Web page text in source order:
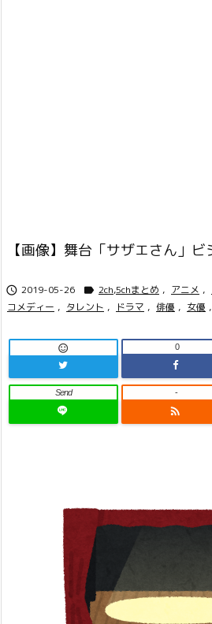
【画像】舞台「サザエさん」
 2019-05-26  2ch,5chまとめ , アニメ ,
コメディー , タレント , ドラマ , 俳優 , 女優 ,
 0
Send

-